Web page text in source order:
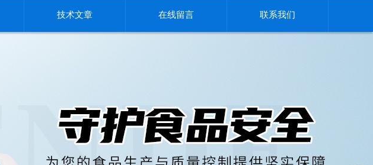
技术文章 在线留言 联系我们